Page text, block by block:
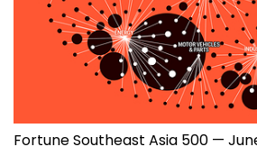
Fortune Southeast Asia 500 —